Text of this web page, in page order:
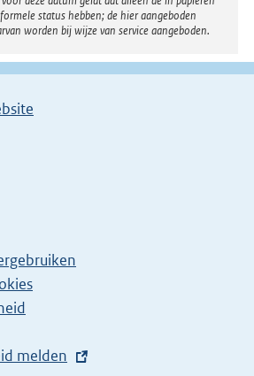
:
status hebben; de hier aangeboden
worden bij wijze van service aangeboden.
melden